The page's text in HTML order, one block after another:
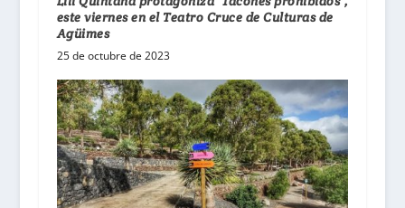
este viernes en el Teatro Cruce de Culturas de
Agüimes
25 de octubre de 2023